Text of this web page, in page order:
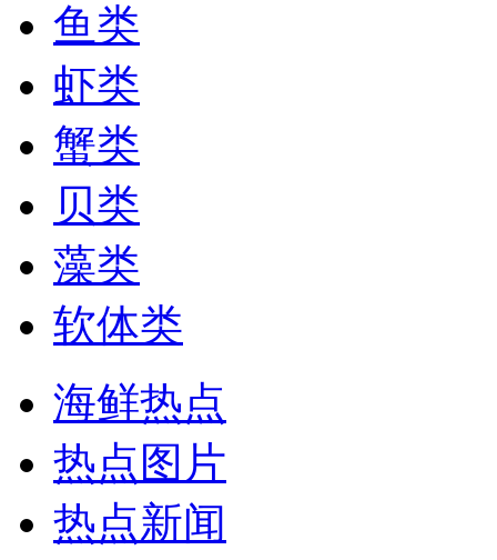
鱼类
虾类
蟹类
贝类
藻类
软体类
海鲜热点
热点图片
热点新闻